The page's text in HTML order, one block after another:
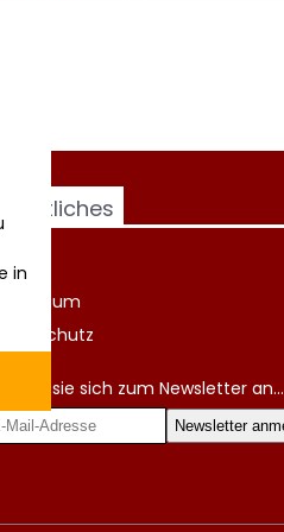
Rechtliches
Impressum
Datenschutz
Melden sie sich zum Newsletter an...
in